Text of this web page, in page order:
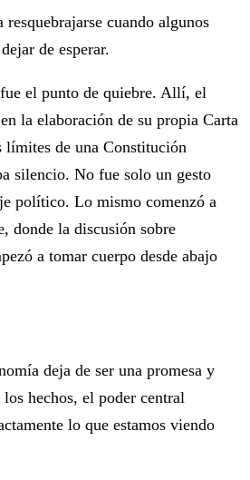
resquebrajarse cuando algunos
de esperar.
el punto de quiebre. Allí, el
la elaboración de su propia Carta
límites de una Constitución
silencio. No fue solo un gesto
político. Lo mismo comenzó a
donde la discusión sobre
a tomar cuerpo desde abajo
deja de ser una promesa y
los hechos, el poder central
lo que estamos viendo